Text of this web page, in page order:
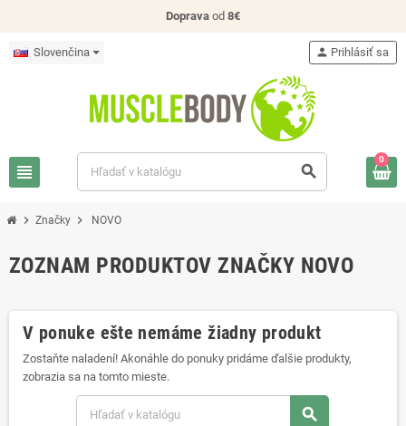
Doprava od 8€
Slovenčina
view_headline search
person Prihlásiť sa
0
chevron_right Značky chevron_right NOVO
ZOZNAM PRODUKTOV ZNAČKY NOVO
V ponuke ešte nemáme žiadny produkt
Zostaňte naladení! Akonáhle do ponuky pridáme ďalšie produkty,
zobrazia sa na tomto mieste.
search